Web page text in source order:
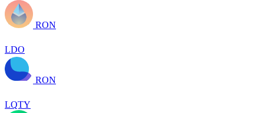
RON
LDO
RON
LQTY